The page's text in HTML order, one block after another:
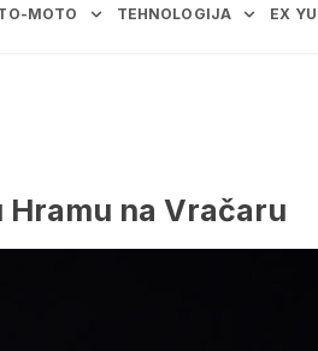
MOTO TEHNOLOGIJA EX YU
na Vračaru